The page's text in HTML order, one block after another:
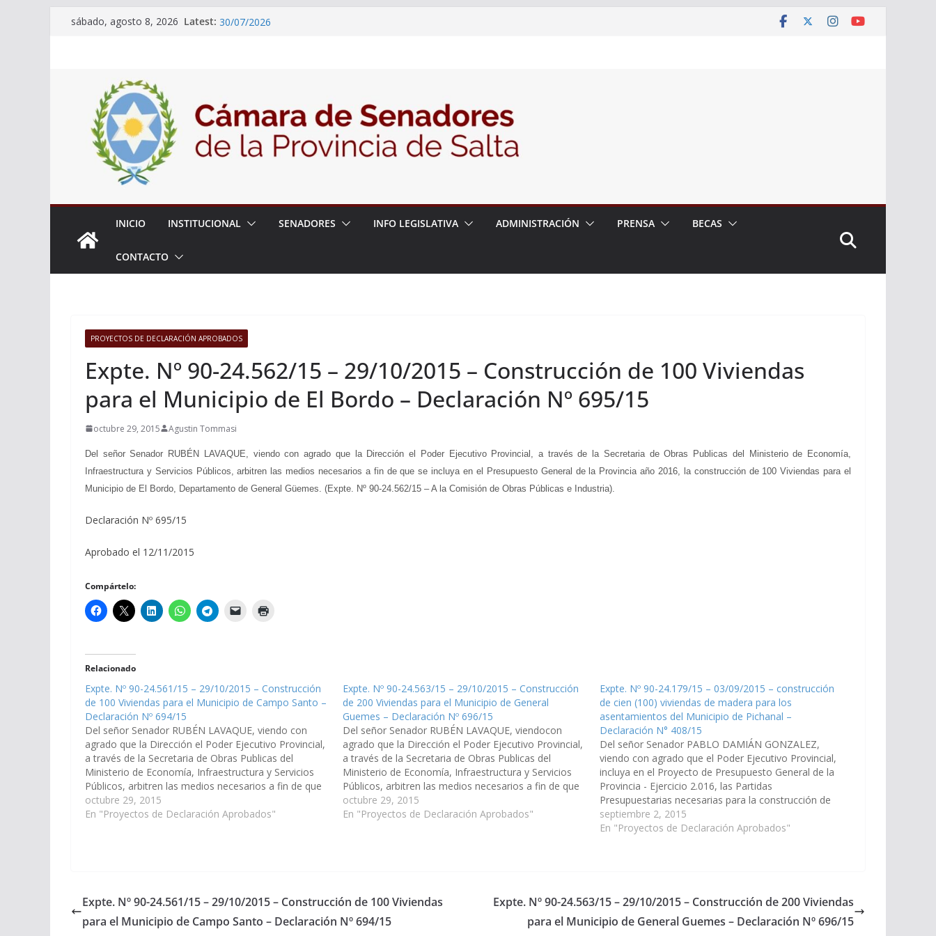
sábado, agosto 8, 2026 Latest:
30/07/2026
de Protección y Control Vegetal
INICIO INSTITUCIONAL SENADORES INFO LEGISLATIVA ADMINISTRACIÓN PRENSA BECAS
CONTACTO
PROYECTOS DE DECLARACIÓN APROBADOS
Expte. Nº 90-24.562/15 – 29/10/2015 – Construcción de 100 Viviendas
para el Municipio de El Bordo – Declaración Nº 695/15
octubre 29, 2015 Agustin Tommasi
Del señor Senador RUBÉN LAVAQUE, viendo con agrado que la Dirección el Poder Ejecutivo Provincial, a través de la Secretaria de Obras Publicas del Ministerio de Economía,
Infraestructura y Servicios Públicos, arbitren las medios necesarios a fin de que se incluya en el Presupuesto General de la Provincia año 2016, la construcción de 100 Viviendas para el
Municipio de El Bordo, Departamento de General Güemes. (Expte. Nº 90-24.562/15 – A la Comisión de Obras Públicas e Industria).
Declaración Nº 695/15
Aprobado el 12/11/2015
Compártelo:
Relacionado
Expte. Nº 90-24.561/15 – 29/10/2015 – Construcción
de 100 Viviendas para el Municipio de Campo Santo –
Declaración Nº 694/15
Del señor Senador RUBÉN LAVAQUE, viendo con
agrado que la Dirección el Poder Ejecutivo Provincial,
a través de la Secretaria de Obras Publicas del
Ministerio de Economía, Infraestructura y Servicios
Públicos, arbitren las medios necesarios a fin de que
se incluya en el Presupuesto General de la Provincia
año 2016,…
octubre 29, 2015
En "Proyectos de Declaración Aprobados"
Expte. Nº 90-24.563/15 – 29/10/2015 – Construcción
de 200 Viviendas para el Municipio de General
Guemes – Declaración Nº 696/15
Del señor Senador RUBÉN LAVAQUE, viendocon
agrado que la Dirección el Poder Ejecutivo Provincial,
a través de la Secretaria de Obras Publicas del
Ministerio de Economía, Infraestructura y Servicios
Públicos, arbitren las medios necesarios a fin de que
se incluya en el Presupuesto General de la Provincia
año 2016, la…
octubre 29, 2015
En "Proyectos de Declaración Aprobados"
Expte. Nº 90-24.179/15 – 03/09/2015 – construcción
de cien (100) viviendas de madera para los
asentamientos del Municipio de Pichanal –
Declaración N° 408/15
Del señor Senador PABLO DAMIÁN GONZALEZ,
viendo con agrado que el Poder Ejecutivo Provincial,
incluya en el Proyecto de Presupuesto General de la
Provincia - Ejercicio 2.016, las Partidas
Presupuestarias necesarias para la construcción de
cien (100) viviendas de madera para los
asentamientos del Municipio de Pichanal en el
septiembre 2, 2015
En "Proyectos de Declaración Aprobados"
Expte. Nº 90-24.561/15 – 29/10/2015 – Construcción de 100 Viviendas
para el Municipio de Campo Santo – Declaración Nº 694/15
Expte. Nº 90-24.563/15 – 29/10/2015 – Construcción de 200 Viviendas
para el Municipio de General Guemes – Declaración Nº 696/15